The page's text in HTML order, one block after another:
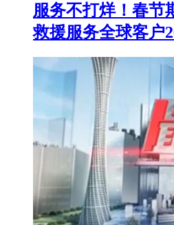
服务不打烊！春节
救援服务全球客户